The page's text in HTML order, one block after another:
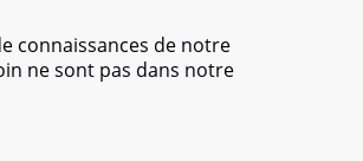
connaissances de notre
ne sont pas dans notre